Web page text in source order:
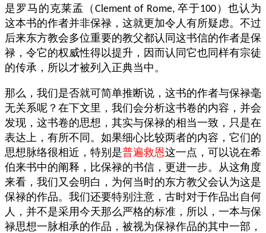
是罗马的克莱孟（ Clement of Rome, 卒于100 ）也认为
这本书的作者并非保禄，这就更加令人有所疑虑。不过
后来东方教会多位重要的教父都认同这书信的作者是保
禄，令它的权威性得以提升，因而认同它也同样有宗徒
的传承，所以才被列入正典当中。
那么，我们是否就可简单推断说，这书的作者与保禄毫
无关系呢？在下文里，我们会分析这书卷的内容，并会
发现，这书卷的思想，其实与保禄的相当一致，只是在
表达上，有所不同。如果细心比较两者的内容，它们的
思想脉络很相近，特别是普遍救恩这一点，可以说在希
伯来书中的阐释，比保禄的书信，更进一步。从这角度
来看，我们又会明白，为何当时的东方教父会认为这是
保禄的作品。我们还要特别注意，古时对于作品出自何
人，并不是采用今天那么严格的标准，所以，一本与保
禄思想一脉相承的作品，被视为保禄作品的其中一部，